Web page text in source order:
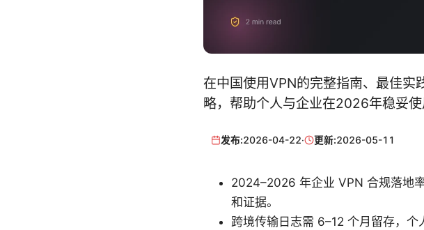
在中国使用VPN的完整指南、最佳实
略，帮助个人与企业在2026年稳妥使
发布:2026-04-22· 更新:2026-05-11
2024–2026 年企业 VPN 合规落地
和证据。
跨境传输日志需 6–12 个月留存，个